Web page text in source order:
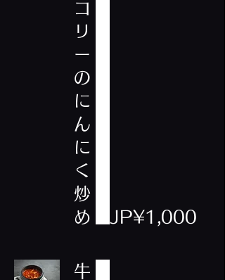
コ
リ
ー
の
に
ん
に
く
炒
め
JP¥1,000
牛